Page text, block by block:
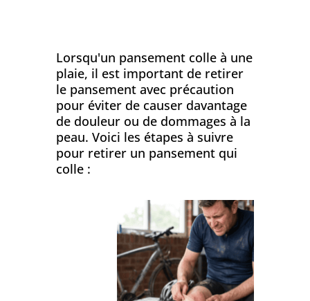
Lorsqu'un pansement colle à une
plaie, il est important de retirer
le pansement avec précaution
pour éviter de causer davantage
de douleur ou de dommages à la
peau. Voici les étapes à suivre
pour retirer un pansement qui
colle :